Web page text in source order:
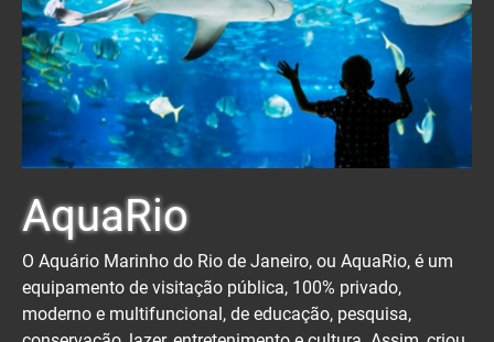
AquaRio
O Aquário Marinho do Rio de Janeiro, ou AquaRio, é um
equipamento de visitação pública, 100% privado,
moderno e multifuncional, de educação, pesquisa,